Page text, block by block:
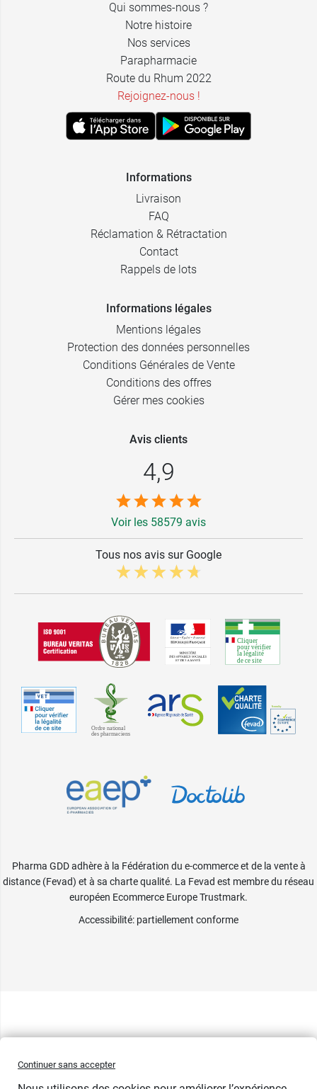
Qui sommes-nous ?
Notre histoire
Nos services
Parapharmacie
Route du Rhum 2022
Rejoignez-nous !
Informations
Livraison
FAQ
Réclamation & Rétractation
Contact
Rappels de lots
Informations légales
Mentions légales
Protection des données personnelles
Conditions Générales de Vente
Conditions des offres
Gérer mes cookies
Avis clients
4,9
Voir les 58579 avis
Tous nos avis sur Google
Pharma GDD adhère à la Fédération du e-commerce et de la vente à
distance (Fevad) et à sa charte qualité. La Fevad est membre du réseau
européen Ecommerce Europe Trustmark.
Accessibilité: partiellement conforme
Continuer sans accepter